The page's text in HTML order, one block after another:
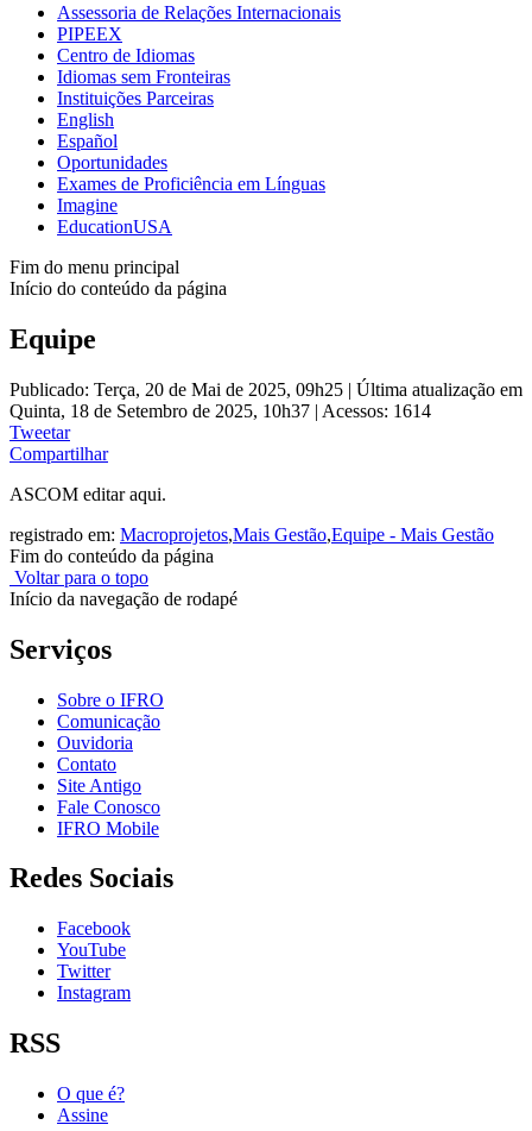
Assessoria de Relações Internacionais
PIPEEX
Centro de Idiomas
Idiomas sem Fronteiras
Instituições Parceiras
English
Español
Oportunidades
Exames de Proficiência em Línguas
Imagine
EducationUSA
Fim do menu principal
Início do conteúdo da página
Equipe
Publicado: Terça, 20 de Mai de 2025, 09h25 | Última atualização em
Quinta, 18 de Setembro de 2025, 10h37 | Acessos: 1614
Tweetar
Compartilhar
ASCOM editar aqui.
registrado em: Macroprojetos,Mais Gestão,Equipe - Mais Gestão
Fim do conteúdo da página
Voltar para o topo
Início da navegação de rodapé
Serviços
Sobre o IFRO
Comunicação
Ouvidoria
Contato
Site Antigo
Fale Conosco
IFRO Mobile
Redes Sociais
Facebook
YouTube
Twitter
Instagram
RSS
O que é?
Assine